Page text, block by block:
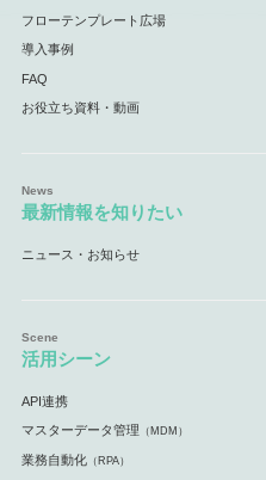
フローテンプレート広場
導入事例
FAQ
お役立ち資料・動画
最新情報を知りたい
ニュース・お知らせ
活用シーン
API連携
マスターデータ管理 （MDM）
業務自動化（RPA）